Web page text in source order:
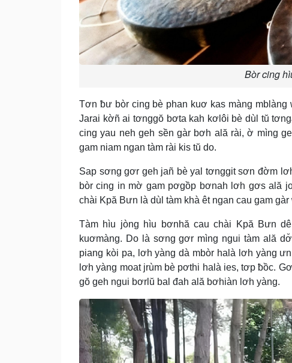
Bòr cing
Tơn ƀư bòr cing bè phan kuơ kas màng
Jarai kờñ ai tơnggŏ bơta kah kơlôi bè dùl tŭ
cing yau neh geh sền gàr bơh ală rài, ờ mìng
gam niam ngan tàm rài kis tŭ do.
Sap sơng gơr geh jañ bè yal tơnggit sơn đờm
bòr cing in mờ gam pơgồp bơnah lơh gơs ală
chài Kpă Bưn là dùl tàm khà êt ngan cau gam
Tàm hìu jòng hìu bơnhă cau chài Kpă Bưn
kuơmàng. Do là sơng gơr mìng ngui tàm ală
piang kòi pa, lơh yàng dà mbòr halà lơh yàng
lơh yàng moat jrùm bè pơthi halà ies, tơp ƀồc.
gŏ geh ngui bơrlŭ bal đah ală bơhiàn lơh yàng.